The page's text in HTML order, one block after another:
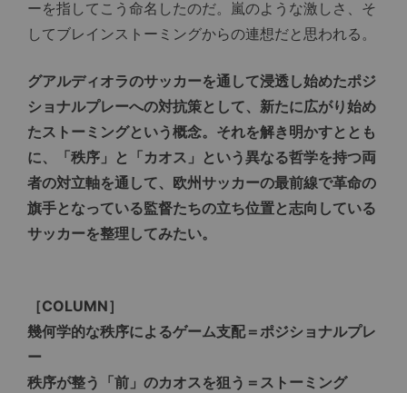
ーを指してこう命名したのだ。嵐のような激しさ、そ
してブレインストーミングからの連想だと思われる。
グアルディオラのサッカーを通して浸透し始めたポジ
ショナルプレーへの対抗策として、新たに広がり始め
たストーミングという概念。それを解き明かすととも
に、「秩序」と「カオス」という異なる哲学を持つ両
者の対立軸を通して、欧州サッカーの最前線で革命の
旗手となっている監督たちの立ち位置と志向している
サッカーを整理してみたい。
［COLUMN］
幾何学的な秩序によるゲーム支配＝ポジショナルプレ
ー
秩序が整う「前」のカオスを狙う＝ストーミング